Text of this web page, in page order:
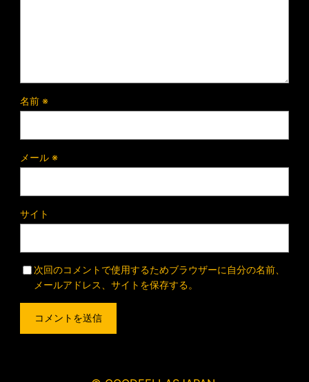
名前 ※
メール ※
サイト
次回のコメントで使用するためブラウザーに自分の名前、
メールアドレス、サイトを保存する。